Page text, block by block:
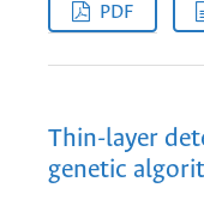
PDF
Thin-layer
genetic